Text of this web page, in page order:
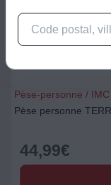
Pèse-personne /
Pèse personne
44,99€